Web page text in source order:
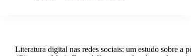
Literatura digital nas redes sociais: um estudo sobre a